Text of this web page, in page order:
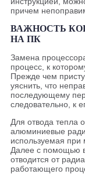
причем
ВАЖНОСТЬ
НА ПК
Замена
процесс, к
Прежде чем
уяснить, что
последующему
следовательно, к
Для отвода тепла
алюминиевые
используемая при
Далее с помощью
отводится от
работающего